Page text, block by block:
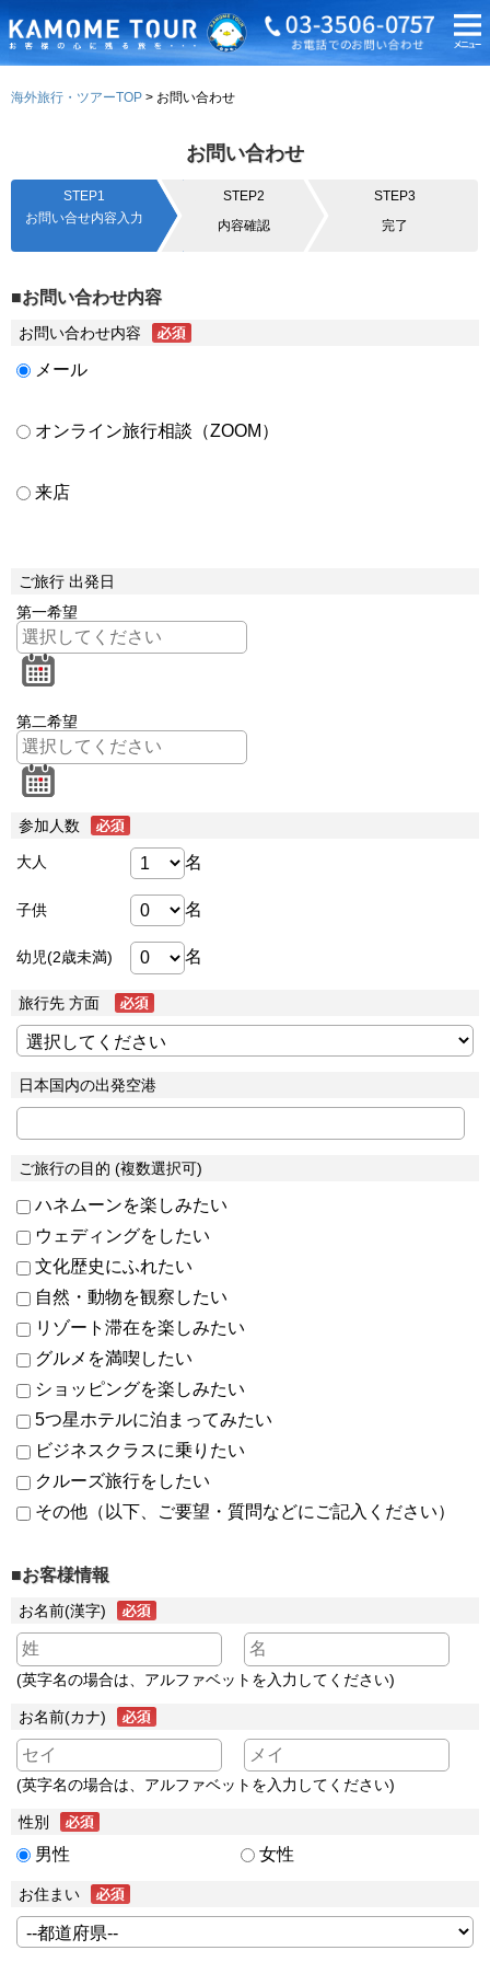
海外旅行・ツアーTOP お問い合わせ
お問い合わせ
STEP1
お問い合せ内容入力
STEP2
内容確認
STEP3
完了
■お問い合わせ内容
お問い合わせ内容
メール
オンライン旅行相談（ZOOM）
来店
ご旅行 出発日
第一希望
第二希望
参加人数
大人 名
子供 名
幼児(2歳未満) 名
旅行先 方面
日本国内の出発空港
ご旅行の目的 (複数選択可)
ハネムーンを楽しみたい
ウェディングをしたい
文化歴史にふれたい
自然・動物を観察したい
リゾート滞在を楽しみたい
グルメを満喫したい
ショッピングを楽しみたい
5つ星ホテルに泊まってみたい
ビジネスクラスに乗りたい
クルーズ旅行をしたい
その他（以下、ご要望・質問などにご記入ください）
■お客様情報
お名前(漢字)
(英字名の場合は、アルファベットを入力してください)
お名前(カナ)
(英字名の場合は、アルファベットを入力してください)
性別
男性 女性
お住まい